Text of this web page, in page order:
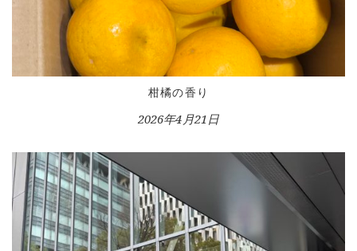
柑橘の香り
2026年4月21日